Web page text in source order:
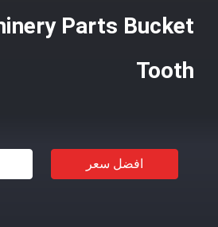
Parts Bucket
Tooth
افضل سعر